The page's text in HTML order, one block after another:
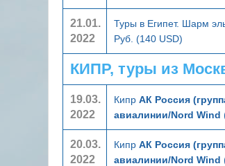
21.01.
2022
Туры в Египет. Шарм
Руб. (140 USD)
КИПР, туры из
19.03.
2022
Кипр АК Россия
авиалинии/Nord Wind
20.03.
2022
Кипр АК Россия
авиалинии/Nord Wind